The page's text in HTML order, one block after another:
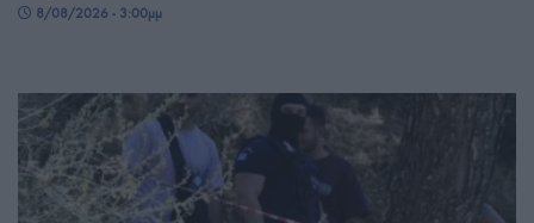
8/08/2026 - 3:00μμ